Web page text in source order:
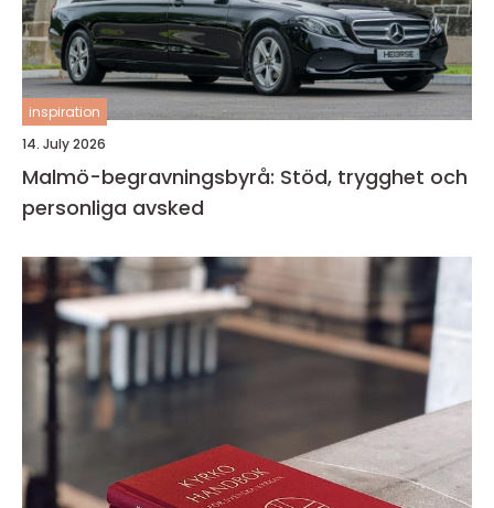
inspiration
14. July 2026
Malmö-begravningsbyrå: Stöd, trygghet och
personliga avsked